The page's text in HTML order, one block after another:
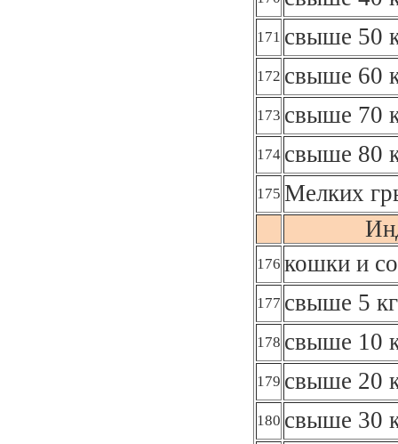
171 свыше 50
172 свыше 60
173 свыше 70
174 свыше 80
175 Мелких
176 кошки и
177 свыше 5
178 свыше 10
179 свыше 20
180 свыше 30